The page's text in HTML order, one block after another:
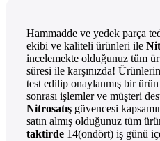
Hammadde ve yedek parça
ekibi ve kaliteli ürünleri ile
incelemekte olduğunuz tüm
süresi ile karşınızda!
test edilip onaylanmış bir
sonrası işlemler ve müşteri
Nitrosatış güvencesi
satın almış olduğunuz tüm
taktirde 14(ondört) iş günü